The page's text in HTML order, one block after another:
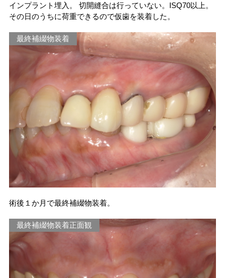
インプラント埋入。 切開縫合は行っていない。ISQ70以上。
その日のうちに荷重できるので仮歯を装着した。
最終補綴物装着
術後１か月で最終補綴物装着。
最終補綴物装着正面観